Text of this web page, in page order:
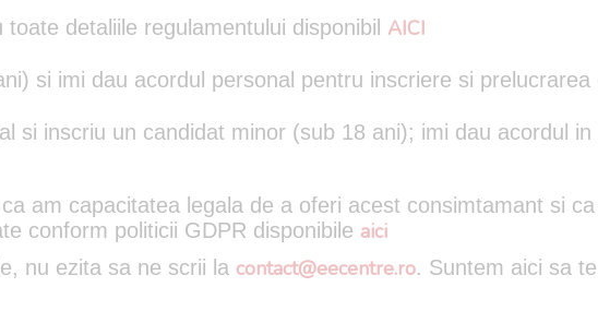
detaliile regulamentului disponibil AICI
si imi dau acordul personal pentru inscriere si prelucrarea
si inscriu un candidat minor (sub 18 ani); imi dau acordul
am capacitatea legala de a oferi acest consimtamant si
conform politicii GDPR disponibile aici
nu ezita sa ne scrii la contact@eecentre.ro. Suntem aici sa